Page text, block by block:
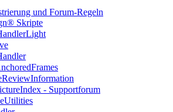
und Forum-Regeln
Skripte
- Supportforum